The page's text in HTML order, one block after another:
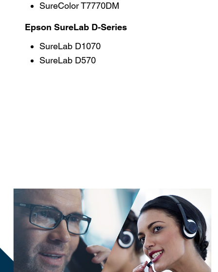
SureColor T7770DM
Epson SureLab D-Series
SureLab D1070
SureLab D570